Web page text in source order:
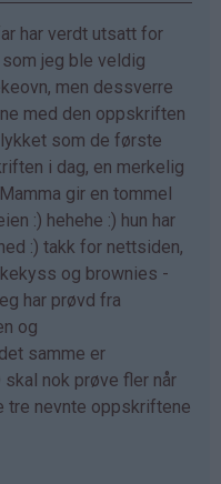
har verdt utsatt for
jeg ble veldig
men dessverre
med den oppskriften
som de første
i dag, en merkelig
gir en tommel
:) hehehe :) hun har
:) takk for nettsiden,
og brownies -
har prøvd fra
og
samme er
nok prøve fler når
tre nevnte oppskriftene